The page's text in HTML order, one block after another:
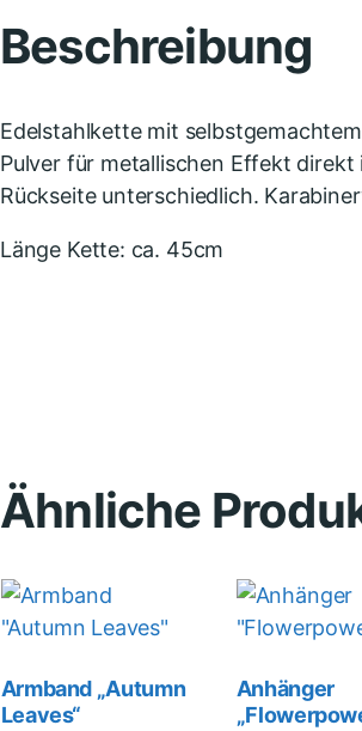
Beschreibung
Edelstahlkette mit
Pulver für metallischen Effekt
Rückseite unterschiedlich.
Länge Kette: ca. 45cm
Ähnliche
Armband „Autumn
Leaves“
Anhänger